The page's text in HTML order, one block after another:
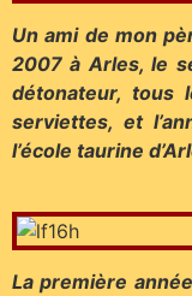
Un ami de mon
2007 à Arles, le
détonateur, tous
serviettes, et
l’école taurine
La première